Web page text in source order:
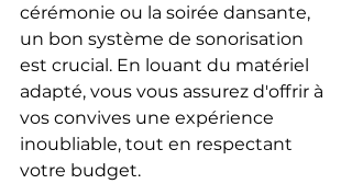
cérémonie ou la soirée dansante,
un bon système de sonorisation
est crucial. En louant du matériel
adapté, vous vous assurez d'offrir à
vos convives une expérience
inoubliable, tout en respectant
votre budget.